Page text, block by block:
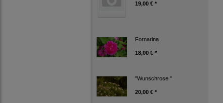
19,00 € *
Fornarina
18,00 € *
"Wunschrose "
20,00 € *